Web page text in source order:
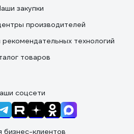
закупки
производителей
технологий
товаров
соцсети
бизнес-клиентов